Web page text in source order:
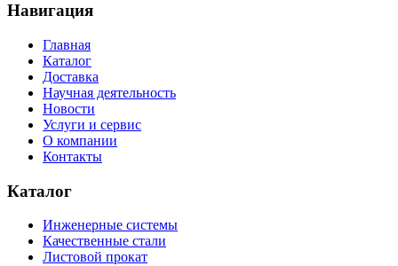
Навигация
Главная
Каталог
Доставка
Научная деятельность
Новости
Услуги и сервис
О компании
Контакты
Каталог
Инженерные системы
Качественные стали
Листовой прокат